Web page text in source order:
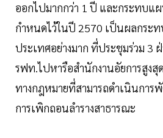
ออกไปมากกว่า 1 ปี และกระทบแ
กำหนดไว้ในปี 2570 เป็นผลกระ
ประเทศอย่างมาก ที่ประชุมร่วม 3
รฟท.ไปหารือสำนักงานอัยการสูง
ทางกฎหมายที่สามารถดำเนินการ
การเพิกถอนลำรางสาธารณะ